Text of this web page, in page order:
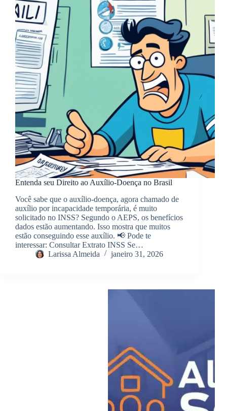
Entenda seu Direito ao Auxílio-Doença no Brasil
Você sabe que o auxílio-doença, agora chamado de
auxílio por incapacidade temporária, é muito
solicitado no INSS? Segundo o AEPS, os benefícios
dados estão aumentando. Isso mostra que muitos
estão conseguindo esse auxílio. 📢 Pode te
interessar: Consultar Extrato INSS Se…
Larissa Almeida
janeiro 31, 2026